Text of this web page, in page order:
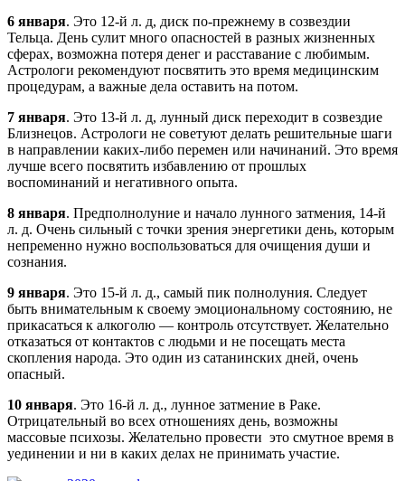
6 января. Это 12-й л. д, диск по-прежнему в созвездии
Тельца. День сулит много опасностей в разных жизненных
сферах, возможна потеря денег и расставание с любимым.
Астрологи рекомендуют посвятить это время медицинским
процедурам, а важные дела оставить на потом.
7 января. Это 13-й л. д, лунный диск переходит в созвездие
Близнецов. Астрологи не советуют делать решительные шаги
в направлении каких-либо перемен или начинаний. Это время
лучше всего посвятить избавлению от прошлых
воспоминаний и негативного опыта.
8 января. Предполнолуние и начало лунного затмения, 14-й
л. д. Очень сильный с точки зрения энергетики день, которым
непременно нужно воспользоваться для очищения души и
сознания.
9 января. Это 15-й л. д., самый пик полнолуния. Следует
быть внимательным к своему эмоциональному состоянию, не
прикасаться к алкоголю — контроль отсутствует. Желательно
отказаться от контактов с людьми и не посещать места
скопления народа. Это один из сатанинских дней, очень
опасный.
10 января. Это 16-й л. д., лунное затмение в Раке.
Отрицательный во всех отношениях день, возможны
массовые психозы. Желательно провести это смутное время в
уединении и ни в каких делах не принимать участие.